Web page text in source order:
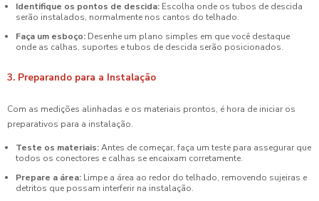
Identifique os pontos de descida: Escolha onde os tubos de descida
serão instalados, normalmente nos cantos do telhado.
Faça um esboço: Desenhe um plano simples em que você destaque
onde as calhas, suportes e tubos de descida serão posicionados.
3. Preparando para a Instalação
Com as medições alinhadas e os materiais prontos, é hora de iniciar os
preparativos para a instalação.
Teste os materiais:Antes de começar, faça um teste para assegurar que
todos os conectores e calhas se encaixam corretamente.
Prepare a área: Limpe a área ao redor do telhado, removendo sujeiras e
detritos que possam interferir na instalação.